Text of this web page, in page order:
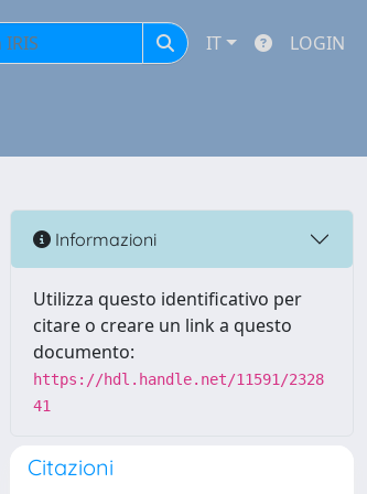
IT LOGIN
Informazioni
Utilizza questo identificativo per
citare o creare un link a questo
documento:
https://hdl.handle.net/11591/2328
41
Citazioni